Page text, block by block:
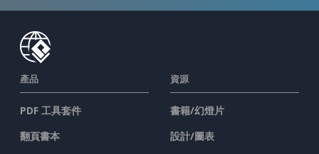
產品
PDF 工具套件
翻頁書本
資源
書籍/幻燈片
設計/圖表